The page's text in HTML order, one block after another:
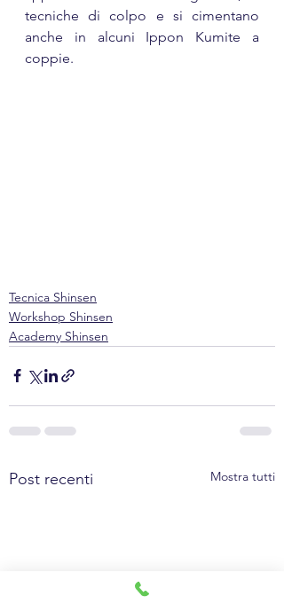
tecniche di colpo e si cimentano
anche in alcuni Ippon Kumite a
coppie.
Tecnica Shinsen
Workshop Shinsen
Academy Shinsen
Post recenti Mostra tutti